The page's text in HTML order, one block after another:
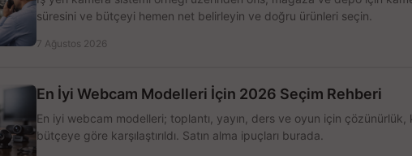
süresini ve bütçeyi hemen net belirleyin ve doğru ürünleri seçin.
7 Ağustos 2026
En İyi Webcam Modelleri İçin 2026 Seçim Rehberi
En iyi webcam modelleri; toplantı, yayın, ders ve oyun için çözünürlük,
bütçeye göre karşılaştırıldı. Satın alma ipuçları burada.